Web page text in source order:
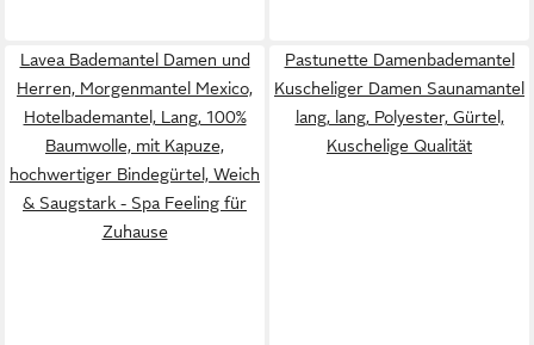
Lavea Bademantel Damen und
Herren, Morgenmantel Mexico,
Hotelbademantel, Lang, 100%
Baumwolle, mit Kapuze,
hochwertiger Bindegürtel, Weich
& Saugstark - Spa Feeling für
Zuhause
Pastunette Damenbademantel
Kuscheliger Damen Saunamantel
lang, lang, Polyester, Gürtel,
Kuschelige Qualität